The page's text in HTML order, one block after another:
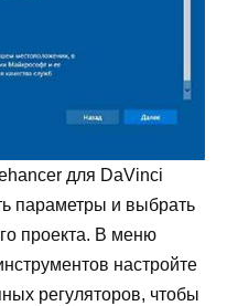
для DaVinci
параметры и выбрать
проекта. В меню
настройте
регуляторов, чтобы